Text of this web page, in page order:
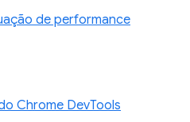
de performance
Chrome DevTools